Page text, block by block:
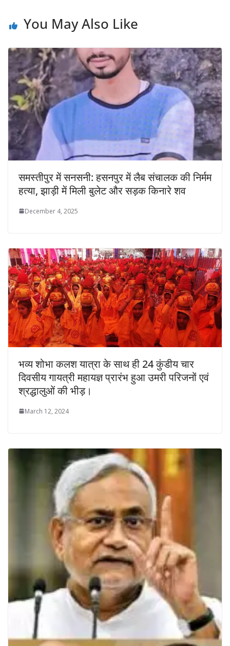
You May Also Like
समस्तीपुर में सनसनी: हसनपुर में लैब संचालक की निर्मम
हत्या, झाड़ी में मिली बुलेट और सड़क किनारे शव
December 4, 2025
भव्य शोभा कलश यात्रा के साथ ही 24 कुंडीय चार
दिवसीय गायत्री महायज्ञ प्रारंभ हुआ उमरी परिजनों एवं
श्रद्धालुओं की भीड़।
March 12, 2024